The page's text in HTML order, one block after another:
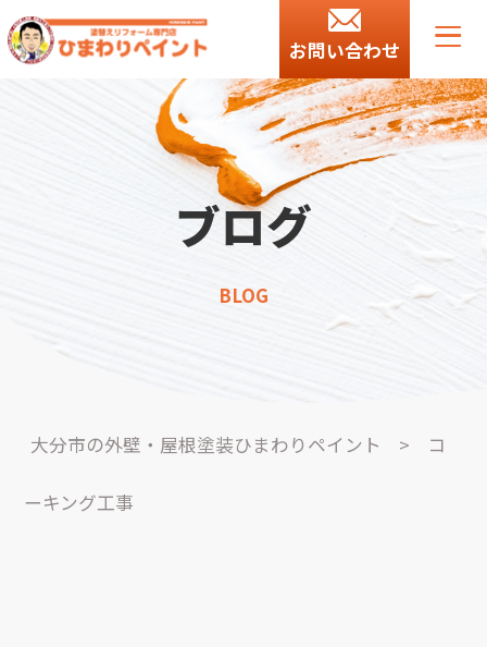
お問い合わせ
ブログ
BLOG
大分市の外壁・屋根塗装ひまわりペイント > コ
ーキング工事